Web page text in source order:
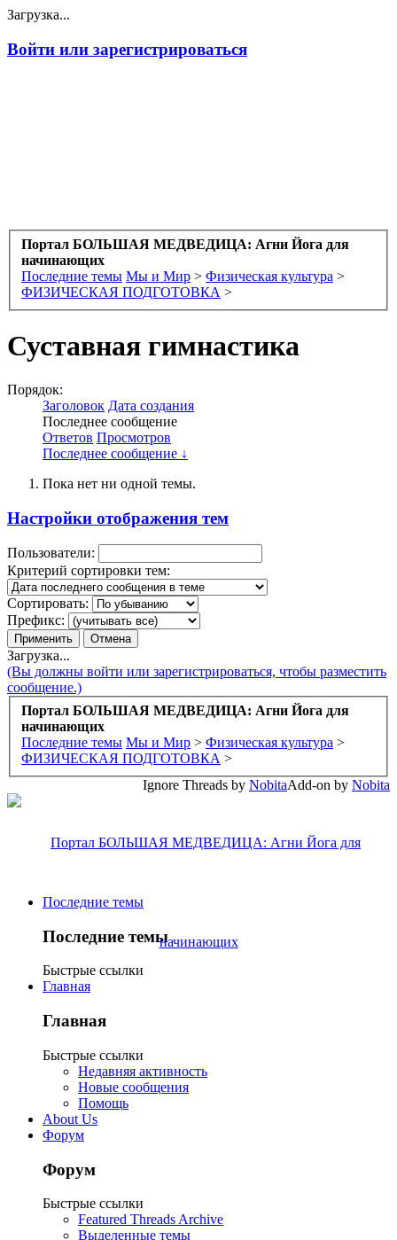
Загрузка...
Войти или зарегистрироваться
Портал БОЛЬШАЯ МЕДВЕДИЦА: Агни Йога для
начинающих
Последние темы Мы и Мир > Физическая культура >
ФИЗИЧЕСКАЯ ПОДГОТОВКА >
Суставная гимнастика
Порядок:
Заголовок Дата создания
Последнее сообщение
Ответов Просмотров
Последнее сообщение ↓
Пока нет ни одной темы.
Настройки отображения тем
Пользователи:
Критерий сортировки тем:
Сортировать:
Префикс:
Загрузка...
(Вы должны войти или зарегистрироваться, чтобы разместить
сообщение.)
Портал БОЛЬШАЯ МЕДВЕДИЦА: Агни Йога для
начинающих
Последние темы Мы и Мир > Физическая культура >
ФИЗИЧЕСКАЯ ПОДГОТОВКА >
Add-on by Nobita
Ignore Threads by Nobita
Последние темы
Последние темы
Быстрые ссылки
Главная
Главная
Быстрые ссылки
Недавняя активность
Новые сообщения
Помощь
About Us
Форум
Форум
Быстрые ссылки
Featured Threads Archive
Выделенные темы